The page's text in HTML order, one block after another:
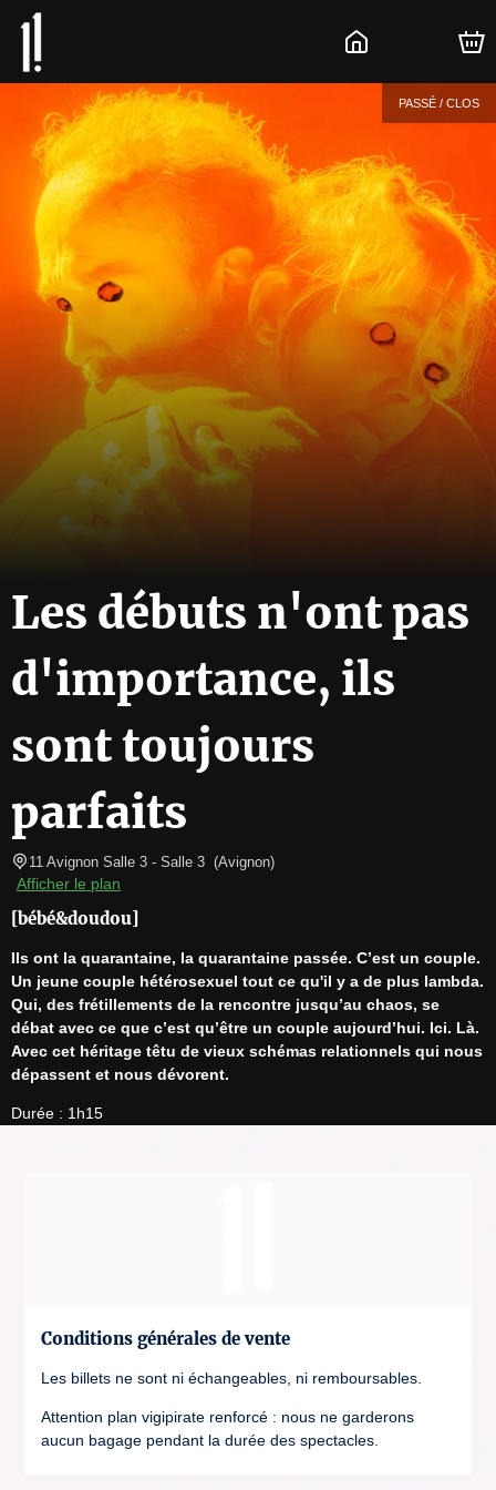
PASSÉ / CLOS
Les débuts n'ont pas
d'importance, ils
sont toujours
parfaits
11 Avignon Salle 3 - Salle 3 (Avignon)
Afficher le plan
[bébé&doudou]
Ils ont la quarantaine, la quarantaine passée. C’est un couple.
Un jeune couple hétérosexuel tout ce qu'il y a de plus lambda.
Qui, des frétillements de la rencontre jusqu’au chaos, se
débat avec ce que c’est qu’être un couple aujourd’hui. Ici. Là.
Avec cet héritage têtu de vieux schémas relationnels qui nous
dépassent et nous dévorent.
Durée : 1h15
Conditions générales de vente
Les billets ne sont ni échangeables, ni remboursables.
Attention plan vigipirate renforcé : nous ne garderons
aucun bagage pendant la durée des spectacles.